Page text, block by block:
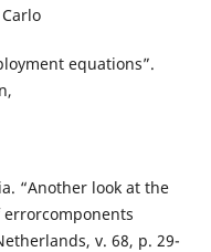
equations”.
“Another look at the
v. 68, p. 29-